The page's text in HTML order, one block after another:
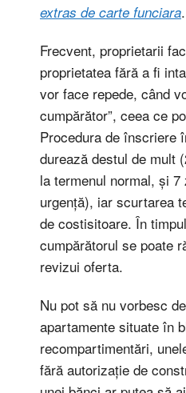
extras de carte funciara.
Frecvent, proprietarii
proprietatea fără a fi
vor face repede, când
cumpărător”, ceea ce
Procedura de înscriere
durează destul de mult
la termenul normal, și
urgență), iar scurtarea
de costisitoare. În
cumpărătorul se poate
revizui oferta.
Nu pot să nu vorbesc
apartamente situate în
recompartimentări,
fără autorizație de